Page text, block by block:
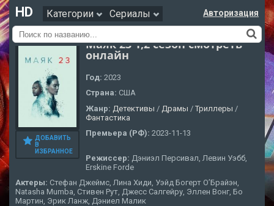
HD Категории Сериалы Авторизация
ДОБАВИТЬ
В
ИЗБРАННОЕ
Маяк 23 1,2 сезон смотреть
онлайн
Год: 2023
Страна: США
Жанр: Детективы / Драмы / Триллеры /
Фантастика
Премьера (РФ): 2023-11-13
Режиссер: Дэниэл Персивал, Левин Уэбб,
Erskine Forde
Актеры: Стефан Джеймс, Лина Хиди, Уэйд Богерт О’Брайэн,
Natasha Mumba, Стивен Рут, Джесс Салгейру, Эллен Вонг, Бо
Мартин, Эрик Ланж, Дэниел Малик